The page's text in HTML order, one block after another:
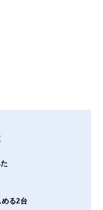
める2台